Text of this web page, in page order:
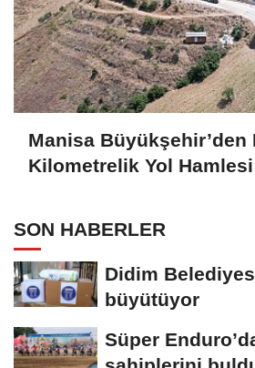
Manisa Büyükşehir’den
Kilometrelik Yol Hamlesi
SON HABERLER
Didim
büyütüyor
Süper